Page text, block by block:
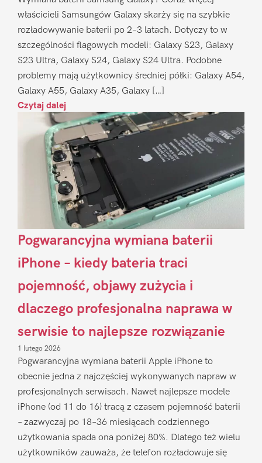
właścicieli Samsungów Galaxy skarży się na szybkie
rozładowywanie baterii po 2–3 latach. Dotyczy to w
szczególności flagowych modeli: Galaxy S23, Galaxy
S23 Ultra, Galaxy S24, Galaxy S24 Ultra. Podobne
problemy mają użytkownicy średniej półki: Galaxy A54,
Galaxy A55, Galaxy A35, Galaxy […]
Czytaj dalej
Pogwarancyjna wymiana baterii
iPhone – kiedy bateria traci
pojemność, objawy zużycia i
dlaczego profesjonalna naprawa w
serwisie to najlepsze rozwiązanie
1 lutego 2026
Pogwarancyjna wymiana baterii Apple iPhone to
obecnie jedna z najczęściej wykonywanych napraw w
profesjonalnych serwisach. Nawet najlepsze modele
iPhone (od 11 do 16) tracą z czasem pojemność baterii
– zazwyczaj po 18–36 miesiącach codziennego
użytkowania spada ona poniżej 80%. Dlatego też wielu
użytkowników zauważa, że telefon rozładowuje się